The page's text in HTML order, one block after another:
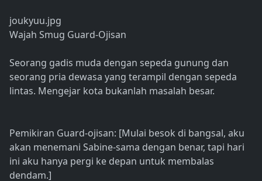
joukyuu.jpg
Wajah Smug Guard-Ojisan
Seorang gadis muda dengan sepeda gunung dan
seorang pria dewasa yang terampil dengan sepeda
lintas. Mengejar kota bukanlah masalah besar.
Pemikiran Guard-ojisan: [Mulai besok di bangsal, aku
akan menemani Sabine-sama dengan benar, tapi hari
ini aku hanya pergi ke depan untuk membalas
dendam.]